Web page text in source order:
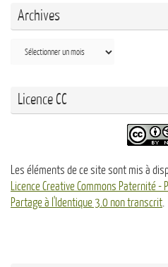
Archives
Archives
Licence CC
Les éléments de ce site sont mis à
Licence Creative Commons Paternité
Partage à l'Identique 3.0 non transcrit.